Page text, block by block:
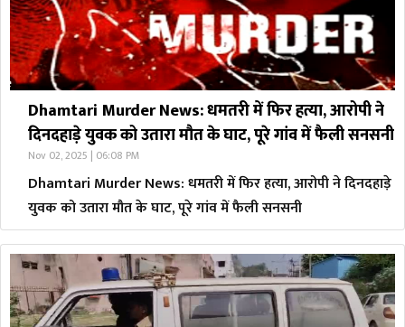
Dhamtari Murder News: धमतरी में फिर हत्या, आरोपी ने
दिनदहाड़े युवक को उतारा मौत के घाट, पूरे गांव में फैली सनसनी
Nov 02, 2025 | 06:08 PM
Dhamtari Murder News: धमतरी में फिर हत्या, आरोपी ने दिनदहाड़े
युवक को उतारा मौत के घाट, पूरे गांव में फैली सनसनी